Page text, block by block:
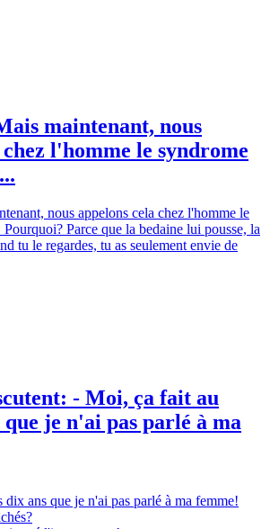
maintenant, nous
l'homme le syndrome
nous appelons cela chez l'homme le
Parce que la bedaine lui pousse, la
tu le regardes, tu as seulement envie de
- Moi, ça fait au
je n'ai pas parlé à ma
ans que je n'ai pas parlé à ma femme!